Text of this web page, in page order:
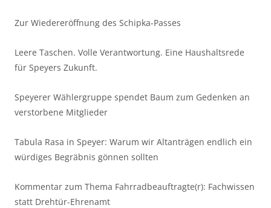
Zur Wiedereröffnung des Schipka-Passes
Leere Taschen. Volle Verantwortung. Eine Haushaltsrede
für Speyers Zukunft.
Speyerer Wählergruppe spendet Baum zum Gedenken an
verstorbene Mitglieder
Tabula Rasa in Speyer: Warum wir Altanträgen endlich ein
würdiges Begräbnis gönnen sollten
Kommentar zum Thema Fahrradbeauftragte(r): Fachwissen
statt Drehtür-Ehrenamt